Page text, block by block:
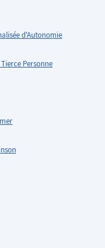
d'Autonomie
Personne